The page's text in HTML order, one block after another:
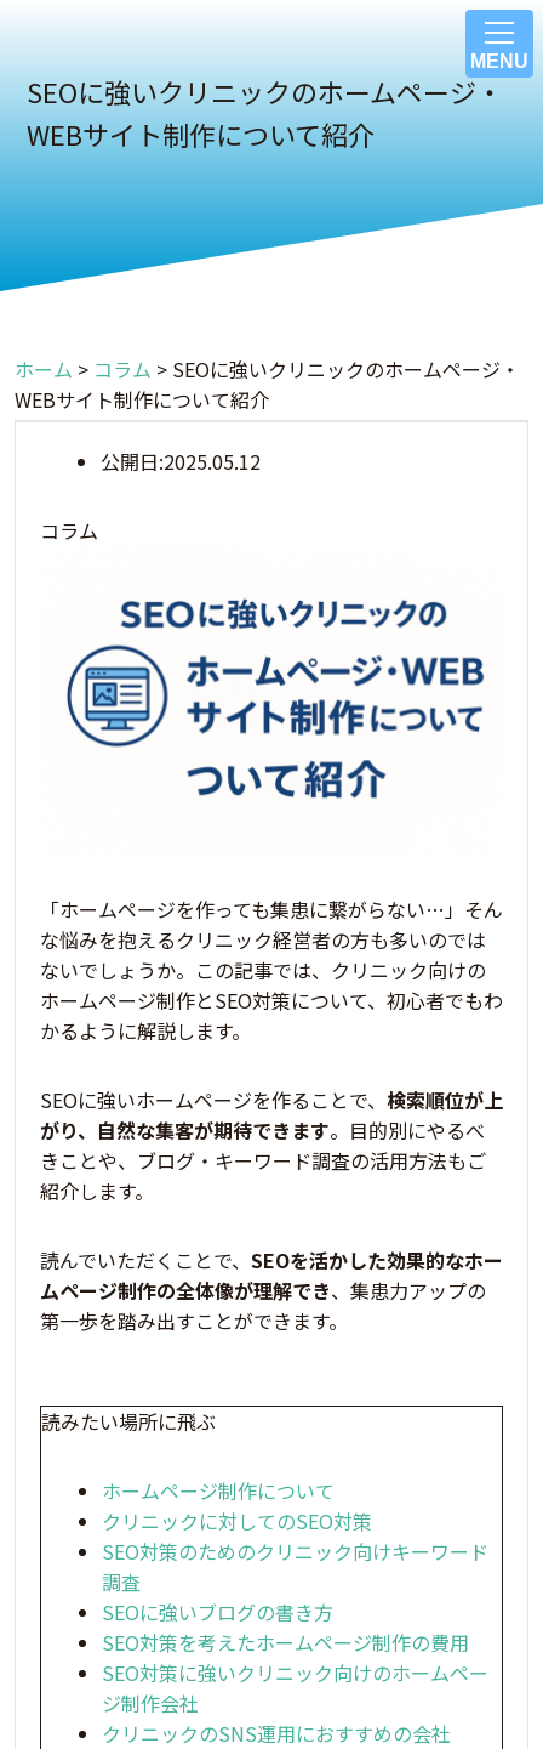
MENU
SEOに強いクリニックのホームページ・
WEBサイト制作について紹介
ホーム > コラム > SEOに強いクリニックのホームページ・
WEBサイト制作について紹介
公開日:2025.05.12
コラム
「ホームページを作っても集患に繋がらない…」そん
な悩みを抱えるクリニック経営者の方も多いのでは
ないでしょうか。この記事では、クリニック向けの
ホームページ制作とSEO対策について、初心者でもわ
かるように解説します。
SEOに強いホームページを作ることで、 検索順位が上
がり、自然な集客が期待できます。目的別にやるべ
きことや、ブログ・キーワード調査の活用方法もご
紹介します。
読んでいただくことで、 SEOを活かした効果的なホー
ムページ制作の全体像が理解でき、集患力アップの
第一歩を踏み出すことができます。
読みたい場所に飛ぶ
ホームページ制作について
クリニックに対してのSEO対策
SEO対策のためのクリニック向けキーワード
調査
SEOに強いブログの書き方
SEO対策を考えたホームページ制作の費用
SEO対策に強いクリニック向けのホームペー
ジ制作会社
クリニックのSNS運用におすすめの会社